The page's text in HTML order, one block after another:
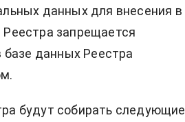
данных для внесения в
запрещается
базе данных Реестра
будут собирать следующие